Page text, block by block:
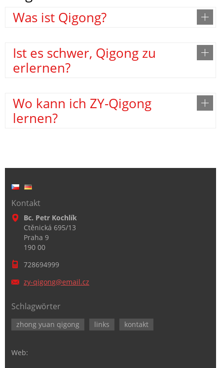
Was ist Qigong?
Ist es schwer, Qigong zu
erlernen?
Wo kann ich ZY-Qigong
lernen?
Kontakt
Bc. Petr Kochlík
Ctěnická 695/13
Praha 9
190 00
728694999
zy-qigong@email.cz
Schlagwörter
zhong yuan qigong links kontakt
Web: